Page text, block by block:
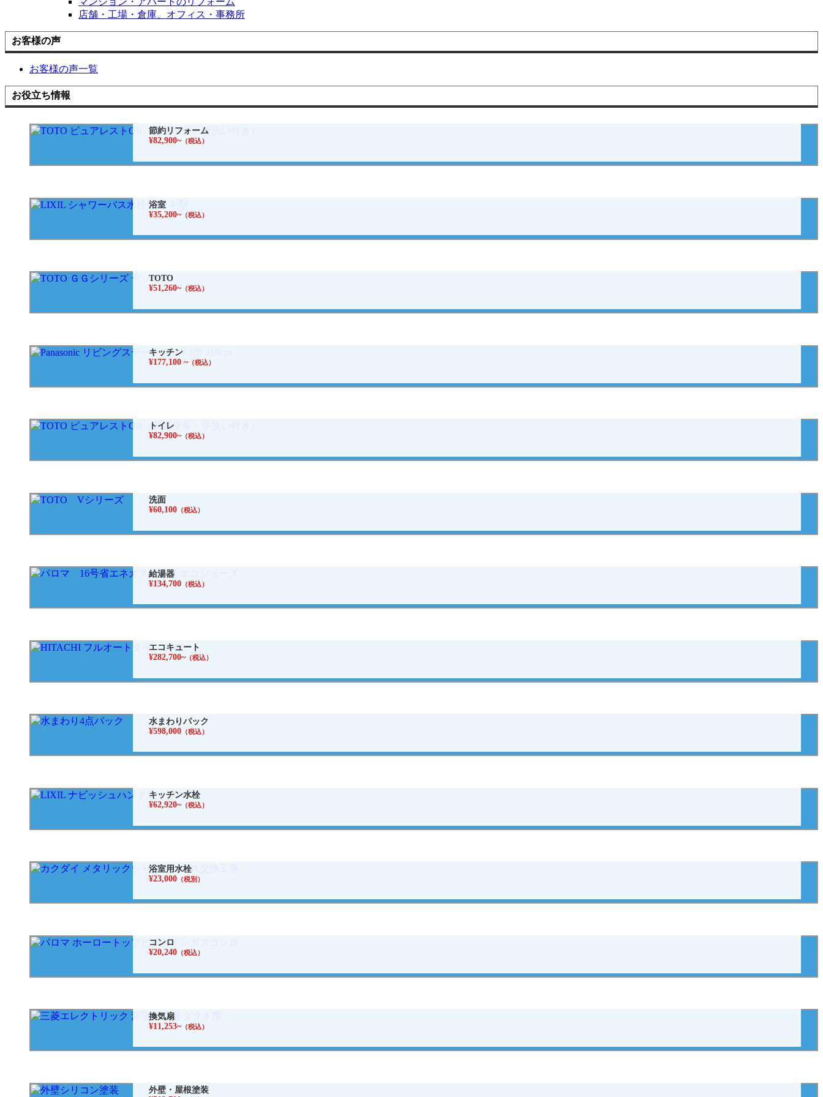
店舗・工場・倉庫、オフィス・事務所
お客様の声
お客様の声一覧
お役立ち情報
節約リフォーム
¥82,900~（税込）
浴室
¥35,200~（税込）
TOTO
¥51,260~（税込）
キッチン
¥177,100 ~（税込）
トイレ
¥82,900~（税込）
洗面
¥60,100（税込）
給湯器
¥134,700（税込）
エコキュート
¥282,700~（税込）
水まわりパック
¥598,000（税込）
キッチン水栓
¥62,920~（税込）
浴室用水栓
¥23,000（税別）
コンロ
¥20,240（税込）
換気扇
¥11,253~（税込）
外壁・屋根塗装